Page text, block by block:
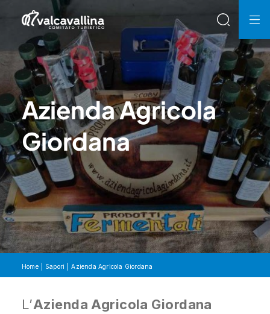
Azienda Agricola
Giordana
Home Sapori Azienda Agricola Giordana
L’Azienda Agricola Giordana